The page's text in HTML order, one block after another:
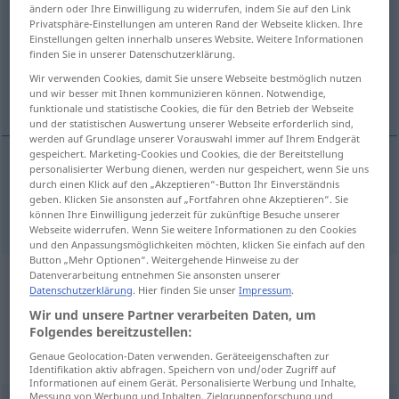
Übersicht aller Übersetzungen
(Für mehr Details die Übersetzung anklicken/antippen)
groß kräftig, stramm
großu.kräftig,stramm chopping strapping
Beispielsätze aus externen Quellen
für "chopping"
(nicht von der Langenscheidt Redaktion
geprüft)
ändern oder Ihre Einwilligung zu widerrufen, indem Sie auf den Link
Privatsphäre-Einstellungen am unteren Rand der Webseite klicken. Ihre
Einstellungen gelten innerhalb unseres Website. Weitere Informationen
finden Sie in unserer Datenschutzerklärung.
Wir verwenden Cookies, damit Sie unsere Webseite bestmöglich nutzen
und wir besser mit Ihnen kommunizieren können. Notwendige,
funktionale und statistische Cookies, die für den Betrieb der Webseite
und der statistischen Auswertung unserer Webseite erforderlich sind,
werden auf Grundlage unserer Vorauswahl immer auf Ihrem Endgerät
gespeichert. Marketing-Cookies und Cookies, die der Bereitstellung
personalisierter Werbung dienen, werden nur gespeichert, wenn Sie uns
durch einen Klick auf den „Akzeptieren“-Button Ihr Einverständnis
geben. Klicken Sie ansonsten auf „Fortfahren ohne Akzeptieren“. Sie
können Ihre Einwilligung jederzeit für zukünftige Besuche unserer
Webseite widerrufen. Wenn Sie weitere Informationen zu den Cookies
und den Anpassungsmöglichkeiten möchten, klicken Sie einfach auf den
Button „Mehr Optionen“. Weitergehende Hinweise zu der
Datenverarbeitung entnehmen Sie ansonsten unserer
Datenschutzerklärung. Hier finden Sie unserImpressum.
Wir und unsere Partner verarbeiten Daten, um
Folgendes bereitzustellen:
Genaue Geolocation-Daten verwenden. Geräteeigenschaften zur
Identifikation aktiv abfragen. Speichern von und/oder Zugriff auf
Informationen auf einem Gerät. Personalisierte Werbung und Inhalte,
Messung von Werbung und Inhalten, Zielgruppenforschung und